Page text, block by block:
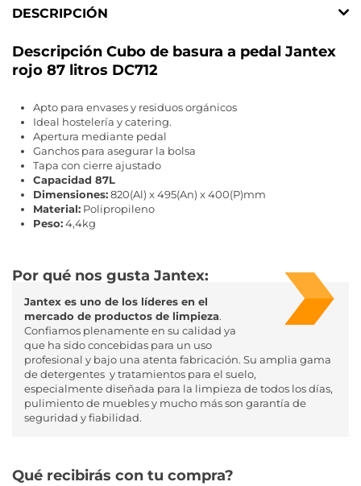
DESCRIPCIÓN
Descripción Cubo de basura a pedal Jantex
rojo 87 litros DC712
Apto para envases y residuos orgánicos
Ideal hostelería y catering.
Apertura mediante pedal
Ganchos para asegurar la bolsa
Tapa con cierre ajustado
Capacidad 87L
Dimensiones:820(Al) x 495(An) x 400(P)mm
Material: Polipropileno
Peso:4,4kg
Por qué nos gusta Jantex:
Jantex es uno de los líderes en el
mercado de productos de limpieza.
Confiamos plenamente en su calidad ya
que ha sido concebidas para un uso
profesional y bajo una atenta fabricación. Su amplia gama
de detergentes y tratamientos para el suelo,
especialmente diseñada para la limpieza de todos los días,
pulimiento de muebles y mucho más son garantía de
seguridad y fiabilidad.
Qué recibirás con tu compra?